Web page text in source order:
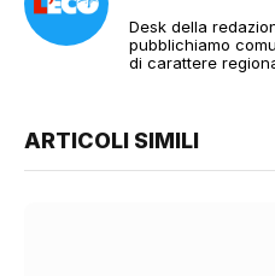
Desk della
pubblichiamo
di carattere
ARTICOLI SIMILI